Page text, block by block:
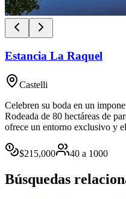
Estancia La Raquel
Castelli
Celebren su boda en un
Rodeada de 80 hectáreas de
ofrece un entorno exclusivo y
$215,000 40 a 1000
Búsquedas